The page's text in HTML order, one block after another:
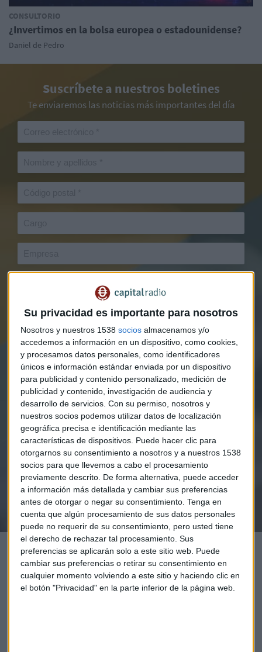
Su privacidad es importante para nosotros
Nosotros y nuestros 1538 socios almacenamos y/o
accedemos a información en un dispositivo, como cookies,
y procesamos datos personales, como identificadores
únicos e información estándar enviada por un dispositivo
para publicidad y contenido personalizado, medición de
publicidad y contenido, investigación de audiencia y
desarrollo de servicios. Con su permiso, nosotros y
nuestros socios podemos utilizar datos de localización
geográfica precisa e identificación mediante las
características de dispositivos. Puede hacer clic para
otorgarnos su consentimiento a nosotros y a nuestros 1538
socios para que llevemos a cabo el procesamiento
previamente descrito. De forma alternativa, puede acceder
a información más detallada y cambiar sus preferencias
antes de otorgar o negar su consentimiento. Tenga en
cuenta que algún procesamiento de sus datos personales
puede no requerir de su consentimiento, pero usted tiene
el derecho de rechazar tal procesamiento. Sus
preferencias se aplicarán solo a este sitio web. Puede
cambiar sus preferencias o retirar su consentimiento en
cualquier momento volviendo a este sitio y haciendo clic en
el botón "Privacidad" en la parte inferior de la página web.
CONSULTORIO
¿Invertimos en la bolsa europea o estadounidense?
Daniel de Pedro
Suscríbete a nuestros boletines
Te enviaremos las noticias más importantes del día
Elige los boletines a los que suscribirte*
Apertura
La Magia de la Publicidad
Claves ESG
Acepto la política de privacidad
¡Suscribirme!